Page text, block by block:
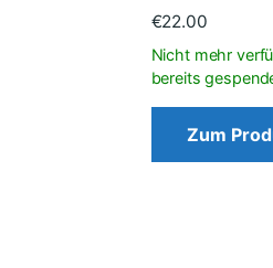
€22.00
Zum